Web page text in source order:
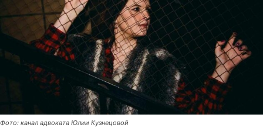
Фото: канал адвоката Юлии Кузнецовой